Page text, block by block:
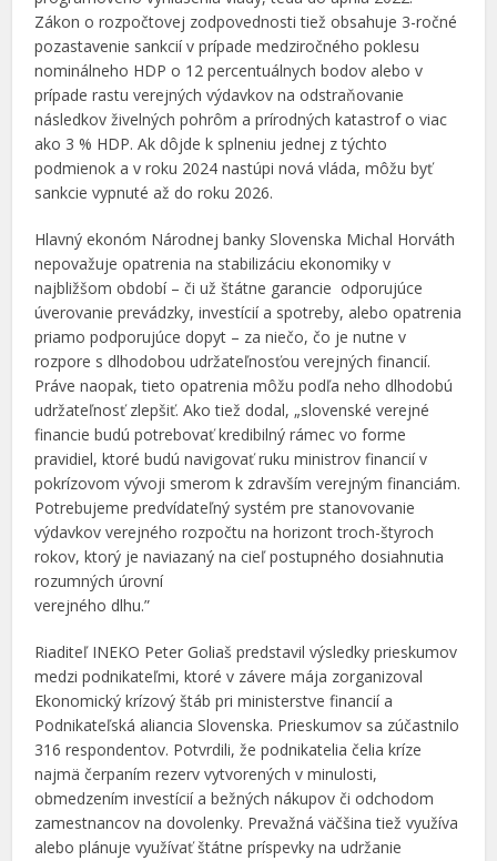
Zákon o rozpočtovej zodpovednosti tiež obsahuje 3-ročné
pozastavenie sankcií v prípade medziročného poklesu
nominálneho HDP o 12 percentuálnych bodov alebo v
prípade rastu verejných výdavkov na odstraňovanie
následkov živelných pohrôm a prírodných katastrof o viac
ako 3 % HDP. Ak dôjde k splneniu jednej z týchto
podmienok a v roku 2024 nastúpi nová vláda, môžu byť
sankcie vypnuté až do roku 2026.
Hlavný ekonóm Národnej banky Slovenska Michal Horváth
nepovažuje opatrenia na stabilizáciu ekonomiky v
najbližšom období – či už štátne garancie odporujúce
úverovanie prevádzky, investícií a spotreby, alebo opatrenia
priamo podporujúce dopyt – za niečo, čo je nutne v
rozpore s dlhodobou udržateľnosťou verejných financií.
Práve naopak, tieto opatrenia môžu podľa neho dlhodobú
udržateľnosť zlepšiť. Ako tiež dodal, „slovenské verejné
financie budú potrebovať kredibilný rámec vo forme
pravidiel, ktoré budú navigovať ruku ministrov financií v
pokrízovom vývoji smerom k zdravším verejným financiám.
Potrebujeme predvídateľný systém pre stanovovanie
výdavkov verejného rozpočtu na horizont troch-štyroch
rokov, ktorý je naviazaný na cieľ postupného dosiahnutia
rozumných úrovní
verejného dlhu.”
Riaditeľ INEKO Peter Goliaš predstavil výsledky prieskumov
medzi podnikateľmi, ktoré v závere mája zorganizoval
Ekonomický krízový štáb pri ministerstve financií a
Podnikateľská aliancia Slovenska. Prieskumov sa zúčastnilo
316 respondentov. Potvrdili, že podnikatelia čelia kríze
najmä čerpaním rezerv vytvorených v minulosti,
obmedzením investícií a bežných nákupov či odchodom
zamestnancov na dovolenky. Prevažná väčšina tiež využíva
alebo plánuje využívať štátne príspevky na udržanie